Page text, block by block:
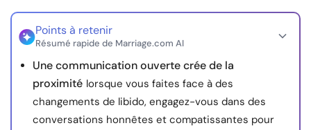
Points à retenir
Résumé rapide de Marriage.com AI
Une communication ouverte crée de la
proximité lorsque vous faites face à des
changements de libido, engagez-vous dans des
conversations honnêtes et compatissantes pour